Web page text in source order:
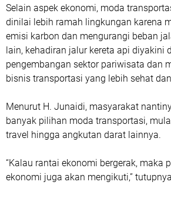
Selain aspek ekonomi, moda
dinilai lebih ramah lingkungan karena
emisi karbon dan mengurangi beban
lain, kehadiran jalur kereta api diyakini
pengembangan sektor pariwisata dan
bisnis transportasi yang lebih sehat
Menurut H. Junaidi, masyarakat
banyak pilihan moda transportasi,
travel hingga angkutan darat lainnya.
“Kalau rantai ekonomi bergerak, maka
ekonomi juga akan mengikuti,”